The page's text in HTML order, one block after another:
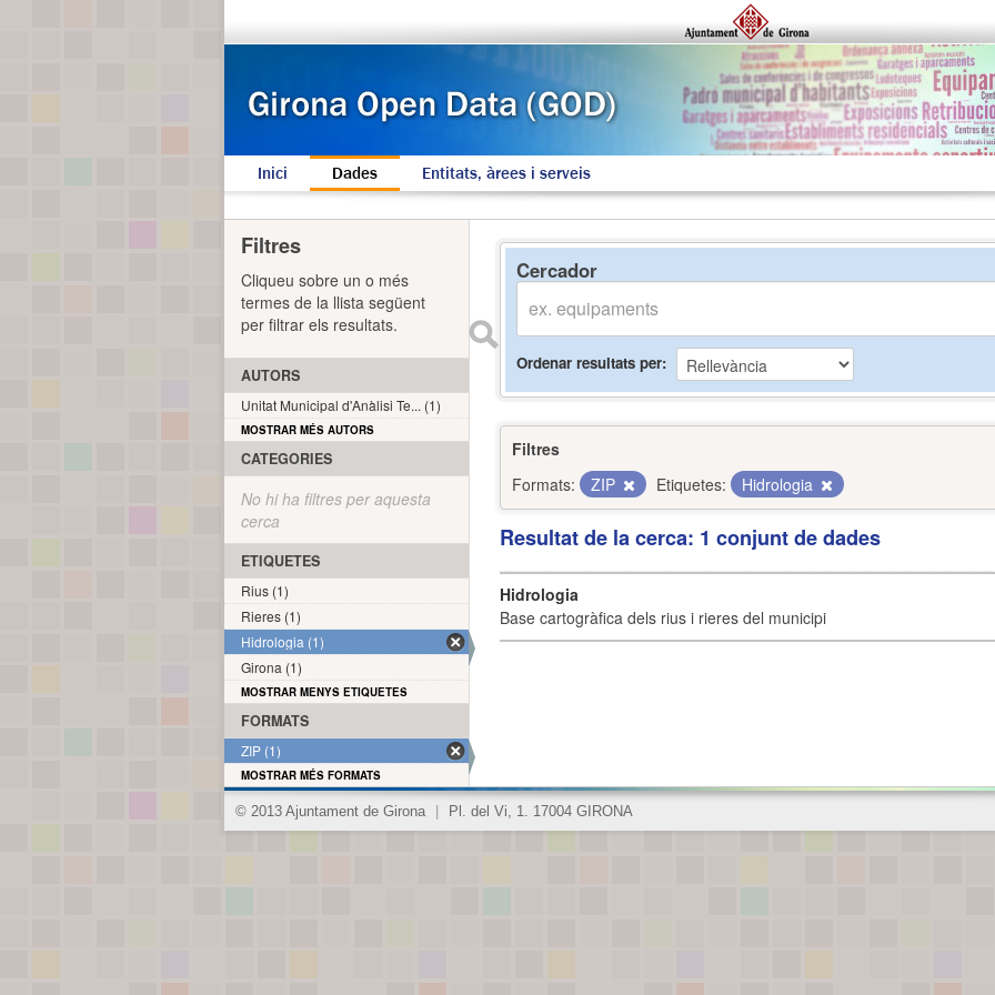
Inici Dades Entitats, àrees i serveis
Cercador
Ordenar resultats per
Filtres
Formats:
ZIP Etiquetes: Hidrologia
Resultat de la cerca: 1 conjunt de dades
Hidrologia
Base cartogràfica dels rius i rieres del municipi
Filtres
Cliqueu sobre un o més
termes de la llista següent
per filtrar els resultats.
AUTORS
Unitat Municipal d'Anàlisi Te... (1)
MOSTRAR MÉS AUTORS
CATEGORIES
No hi ha filtres per aquesta
cerca
ETIQUETES
Rius (1)
Rieres (1)
Hidrologia (1)
Girona (1)
MOSTRAR MENYS ETIQUETES
FORMATS
ZIP (1)
MOSTRAR MÉS FORMATS
© 2013 Ajuntament de Girona Pl. del Vi, 1. 17004 GIRONA